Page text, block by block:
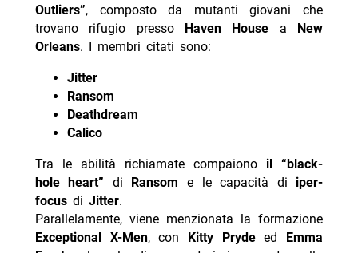
Outliers”, composto da mutanti giovani che
trovano rifugio presso Haven House a New
Orleans. I membri citati sono:
Jitter
Ransom
Deathdream
Calico
Tra le abilità richiamate compaiono il “black-
hole heart” di Ransom e le capacità di iper-
focusdi Jitter.
Parallelamente, viene menzionata la formazione
Exceptional X-Men, con Kitty Prydeed Emma